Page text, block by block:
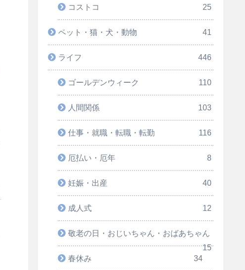
コストコ 25
ペット・猫・犬・動物 41
ライフ 446
ゴールデンウィーク 110
人間関係 103
仕事・就職・転職・転勤 116
厄払い・厄年 8
妊娠・出産 40
成人式 12
敬老の日・おじいちゃん・おばあちゃん
15
春休み
34